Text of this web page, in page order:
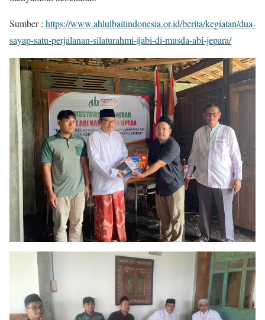
Sumber : https://www.ahlulbaitindonesia.or.id/berita/kegiatan/dua-
sayap-satu-perjalanan-silaturahmi-ijabi-di-musda-abi-jepara/